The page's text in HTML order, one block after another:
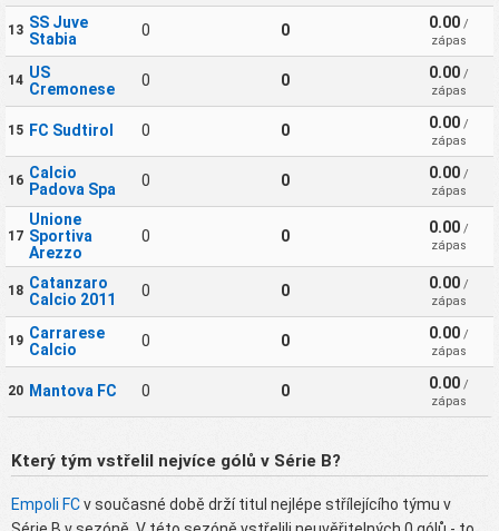
13 SS Juve
Stabia
0 0 0.00 /
zápas
14 US
Cremonese
0 0 0.00 /
zápas
15 FC Sudtirol 0 0 0.00 /
zápas
16 Calcio
Padova Spa
0 0 0.00 /
zápas
17
Unione
Sportiva
Arezzo
0 0 0.00 /
zápas
18 Catanzaro
Calcio 2011
0 0 0.00 /
zápas
19 Carrarese
Calcio
0 0 0.00 /
zápas
20 Mantova FC 0 0 0.00 /
zápas
Který tým vstřelil nejvíce gólů v Série B?
Empoli FCv současné době drží titul nejlépe střílejícího týmu v